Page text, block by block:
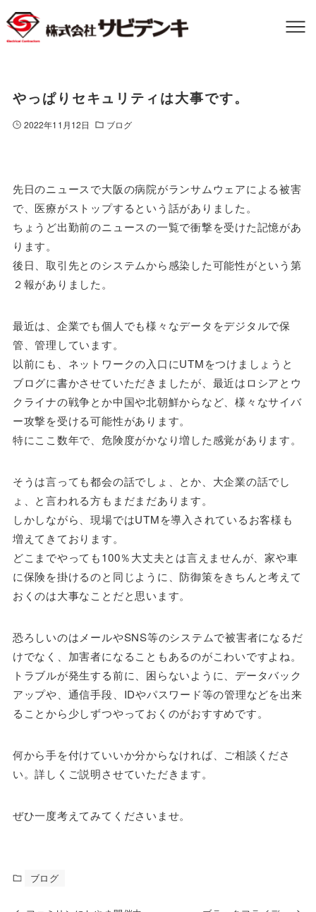
やっぱりセキュリティは大事です。
2022年11月12日 ブログ
先日のニュースで大阪の病院がランサムウェアによる被害
で、医療がストップするという話がありました。
ちょうど出勤前のニュースの一覧で衝撃を受けた記憶があ
ります。
後日、取引先とのシステムから感染した可能性がという第
２報がありました。
最近は、企業でも個人でも様々なデータをデジタルで保
管、管理しています。
以前にも、ネットワークの入口にUTMをつけましょうと
ブログに書かさせていただきましたが、最近はロシアとウ
クライナの戦争とか中国や北朝鮮からなど、様々なサイバ
ー攻撃を受ける可能性があります。
特にここ数年で、危険度がかなり増した感覚があります。
そうは言っても都会の話でしょ、とか、大企業の話でし
ょ、と言われる方もまだまだあります。
しかしながら、現場ではUTMを導入されているお客様も
増えてきております。
どこまでやっても100％大丈夫とは言えませんが、家や車
に保険を掛けるのと同じように、防御策をきちんと考えて
おくのは大事なことだと思います。
恐ろしいのはメールやSNS等のシステムで被害者になるだ
けでなく、加害者になることもあるのがこわいですよね。
トラブルが発生する前に、困らないように、データバック
アップや、通信手段、IDやパスワード等の管理などを出来
ることから少しずつやっておくのがおすすめです。
何から手を付けていいか分からなければ、ご相談くださ
い。詳しくご説明させていただきます。
ぜひ一度考えてみてくださいませ。
ブログ